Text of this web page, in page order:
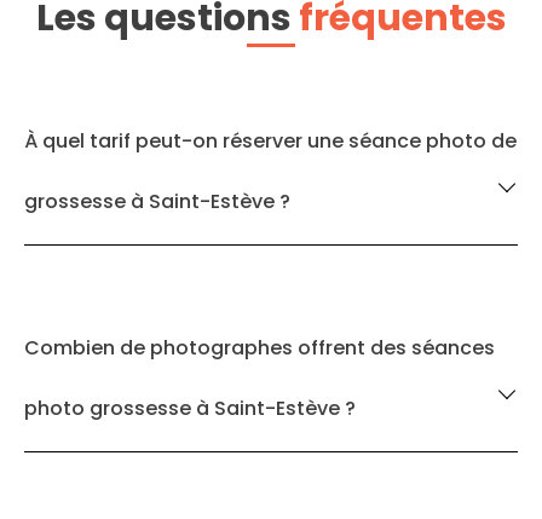
Les questionsfréquentes
À quel tarif peut-on réserver une séance photo de
grossesse à Saint-Estève ?
Combien de photographes offrent des séances
photo grossesse à Saint-Estève ?